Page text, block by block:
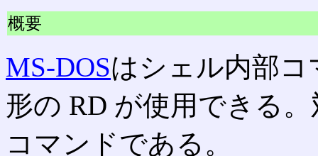
概要
MS-DOSはシェル内部
形の RD が使用できる
コマンドである。